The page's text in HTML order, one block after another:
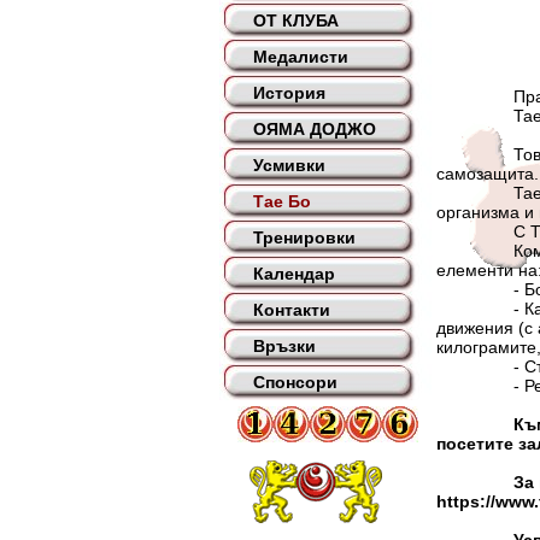
ОТ КЛУБА
Медалисти
История
ОЯМА ДОДЖО
Усмивки
Тае Бо
Тренировки
Календар
Контакти
Връзки
Спонсори
Тае бо –
Това е
Тае бо
организма и
С Тае бо
елементи
-
-
движения (с
-
-
посетите
За
https://